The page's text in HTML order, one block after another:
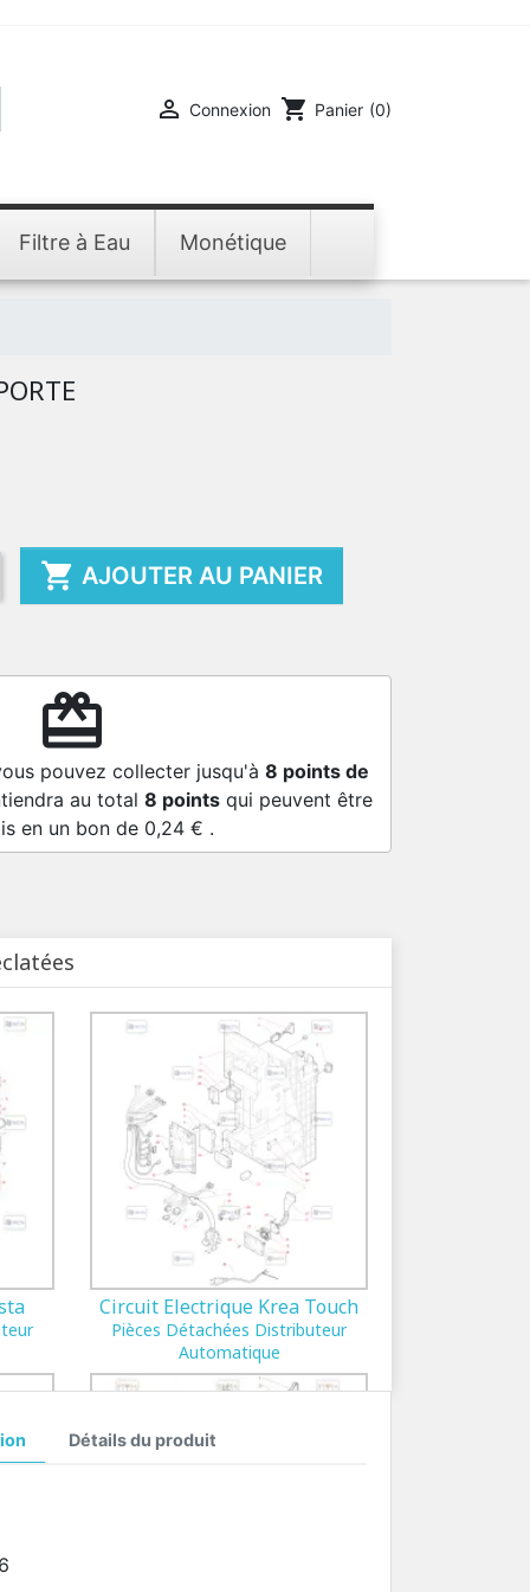
 Connexion shopping_cart Panier (0)
Filtre à Eau Monétique
 AJOUTER AU PANIER
redeem
pouvez collecter jusqu'à 8 points de
au total 8 points qui peuvent être
en un bon de 0,24 € .
Circuit Electrique Krea Touch
Pièces Détachées Distributeur
Automatique
Détails du produit